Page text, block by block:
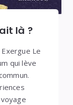
là ?
Le
qui lève